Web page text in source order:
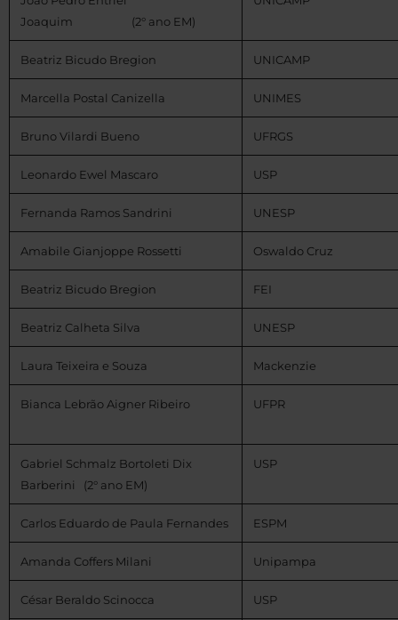
Joaquim (2° ano EM)
Beatriz Bicudo Bregion UNICAMP
Marcella Postal Canizella UNIMES
Bruno Vilardi Bueno UFRGS
Leonardo Ewel Mascaro USP
Fernanda Ramos Sandrini UNESP
Amabile Gianjoppe Rossetti Oswaldo Cruz
Beatriz Bicudo Bregion FEI
Beatriz Calheta Silva UNESP
Laura Teixeira e Souza Mackenzie
Bianca Lebrão Aigner Ribeiro UFPR
Gabriel Schmalz Bortoleti Dix
Barberini (2° ano EM)
USP
Carlos Eduardo de Paula Fernandes ESPM
Amanda Coffers Milani Unipampa
César Beraldo Scinocca USP